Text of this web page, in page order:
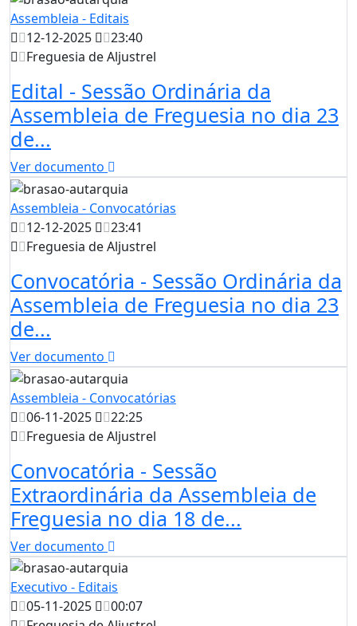
Assembleia - Editais
12-12-2025
23:40
Freguesia de Aljustrel
Edital - Sessão Ordinária da
Assembleia de Freguesia no dia 23
de...
Ver documento
Assembleia - Convocatórias
12-12-2025
23:41
Freguesia de Aljustrel
Convocatória - Sessão Ordinária da
Assembleia de Freguesia no dia 23
de...
Ver documento
Assembleia - Convocatórias
06-11-2025
22:25
Freguesia de Aljustrel
Convocatória - Sessão
Extraordinária da Assembleia de
Freguesia no dia 18 de...
Ver documento
Executivo - Editais
05-11-2025
00:07